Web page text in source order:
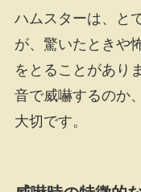
ハムスターは、と
が、驚いたときや
をとることがあり
音で威嚇するのか
大切です。